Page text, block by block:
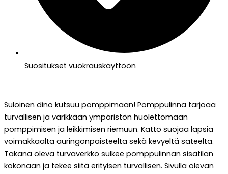
Suositukset vuokrauskäyttöön
Suloinen dino kutsuu pomppimaan! Pomppulinna tarjoaa
turvallisen ja värikkään ympäristön huolettomaan
pomppimisen ja leikkimisen riemuun. Katto suojaa lapsia
voimakkaalta auringonpaisteelta sekä kevyeltä sateelta.
Takana oleva turvaverkko sulkee pomppulinnan sisätilan
kokonaan ja tekee siitä erityisen turvallisen. Sivulla olevan